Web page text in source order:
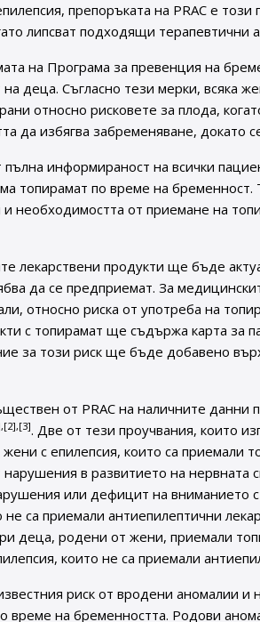
препоръката на PRAC е този
липсват подходящи терапевтични
на Програма за превенция на
деца. Съгласно тези мерки, всяка
относно рисковете за плода,
да избягва забременяване, докато
информираност на всички
топирамат по време на бременност.
необходимостта от приемане на
лекарствени продукти ще бъде
да се предприемат. За
относно риска от употреба на
с топирамат ще съдържа карта за
за този риск ще бъде добавено
от PRAC на наличните данни
. Две от тези проучвания, които
с епилепсия, които са приемали
в развитието на нервната
или дефицит на вниманието
са приемали антиепилептични
деца, родени от жени, приемали
които не са приемали
риск от вродени аномалии и
на бременността. Родови